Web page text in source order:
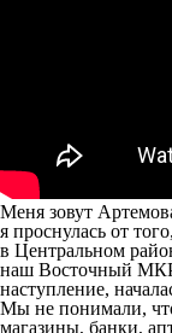
Меня зовут
я проснулась от
в Центральном
наш Восточный МКР.
наступление,
Мы не понимали,
магазины, банки,